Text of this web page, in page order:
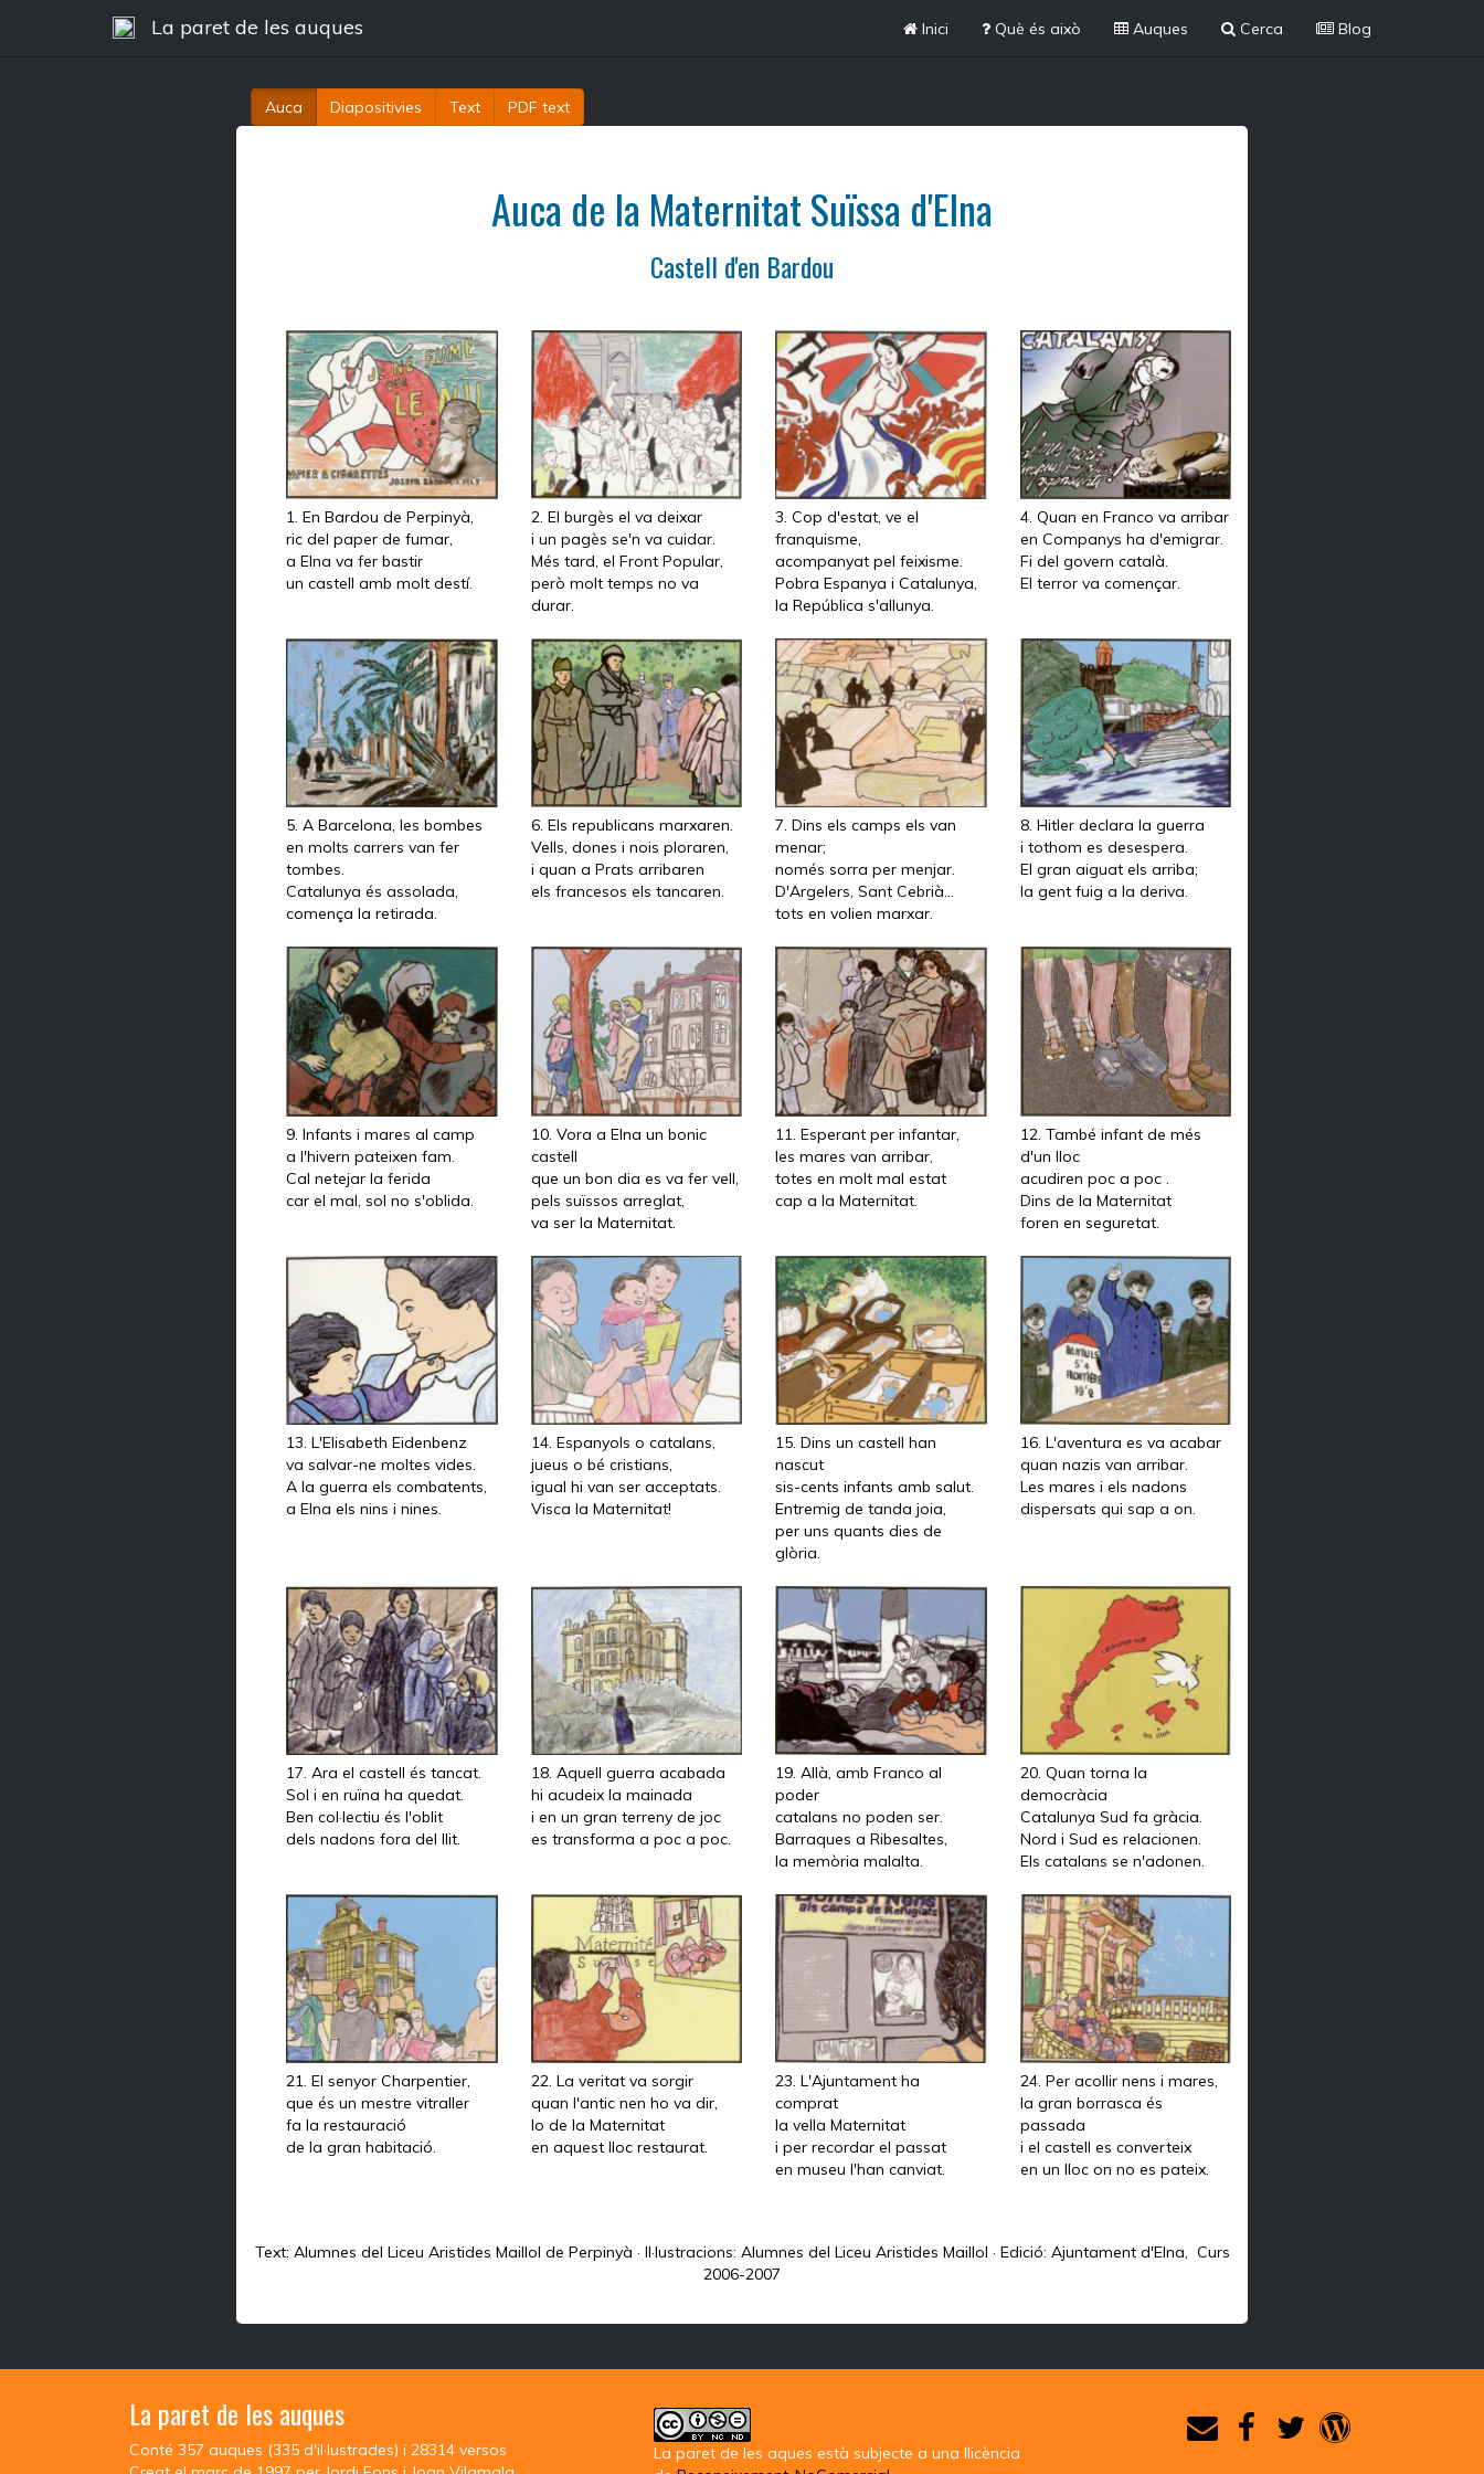
La paret de les auques Inici Què és això Auques Cerca Blog
Auca Diapositivies Text PDF text
Auca de la Maternitat Suïssa d'Elna
Castell d'en Bardou
1. En Bardou de Perpinyà,
ric del paper de fumar,
a Elna va fer bastir
un castell amb molt destí.
2. El burgès el va deixar
i un pagès se'n va cuidar.
Més tard, el Front Popular,
però molt temps no va
durar.
3. Cop d'estat, ve el
franquisme,
acompanyat pel feixisme.
Pobra Espanya i Catalunya,
la República s'allunya.
4. Quan en Franco va arribar
en Companys ha d'emigrar.
Fi del govern català.
El terror va començar.
5. A Barcelona, les bombes
en molts carrers van fer
tombes.
Catalunya és assolada,
comença la retirada.
6. Els republicans marxaren.
Vells, dones i nois ploraren,
i quan a Prats arribaren
els francesos els tancaren.
7. Dins els camps els van
menar;
només sorra per menjar.
D'Argelers, Sant Cebrià...
tots en volien marxar.
8. Hitler declara la guerra
i tothom es desespera.
El gran aiguat els arriba;
la gent fuig a la deriva.
9. Infants i mares al camp
a l'hivern pateixen fam.
Cal netejar la ferida
car el mal, sol no s'oblida.
10. Vora a Elna un bonic
castell
que un bon dia es va fer vell,
pels suïssos arreglat,
va ser la Maternitat.
11. Esperant per infantar,
les mares van arribar,
totes en molt mal estat
cap a la Maternitat.
12. També infant de més
d'un lloc
acudiren poc a poc .
Dins de la Maternitat
foren en seguretat.
13. L'Elisabeth Eidenbenz
va salvar-ne moltes vides.
A la guerra els combatents,
a Elna els nins i nines.
14. Espanyols o catalans,
jueus o bé cristians,
igual hi van ser acceptats.
Visca la Maternitat!
15. Dins un castell han
nascut
sis-cents infants amb salut.
Entremig de tanda joia,
per uns quants dies de
glòria.
16. L'aventura es va acabar
quan nazis van arribar.
Les mares i els nadons
dispersats qui sap a on.
17. Ara el castell és tancat.
Sol i en ruïna ha quedat.
Ben col·lectiu és l'oblit
dels nadons fora del llit.
18. Aquell guerra acabada
hi acudeix la mainada
i en un gran terreny de joc
es transforma a poc a poc.
19. Allà, amb Franco al
poder
catalans no poden ser.
Barraques a Ribesaltes,
la memòria malalta.
20. Quan torna la
democràcia
Catalunya Sud fa gràcia.
Nord i Sud es relacionen.
Els catalans se n'adonen.
21. El senyor Charpentier,
que és un mestre vitraller
fa la restauració
de la gran habitació.
22. La veritat va sorgir
quan l'antic nen ho va dir,
lo de la Maternitat
en aquest lloc restaurat.
23. L'Ajuntament ha
comprat
la vella Maternitat
i per recordar el passat
en museu l'han canviat.
24. Per acollir nens i mares,
la gran borrasca és
passada
i el castell es converteix
en un lloc on no es pateix.
Text: Alumnes del Liceu Aristides Maillol de Perpinyà · Il·lustracions: Alumnes del Liceu Aristides Maillol · Edició: Ajuntament d'Elna, Curs
2006-2007
La paret de les auques
Conté 357 auques (335 d'il·lustrades) i 28314 versos
La paret de les aques està subjecte a una llicència